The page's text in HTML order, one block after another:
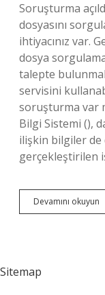
Soruşturma
dosyasını
ihtiyacınız var.
dosya
talepte
servisini
soruşturma var
Bilgi Sistemi (),
ilişkin bilgiler de
gerçekleştirilen
Devamını okuyun
Sitemap